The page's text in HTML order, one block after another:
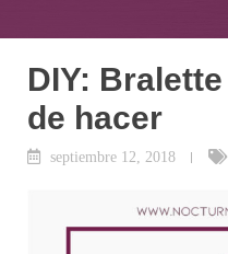
DIY:
de hacer
septiembre 12, 2018